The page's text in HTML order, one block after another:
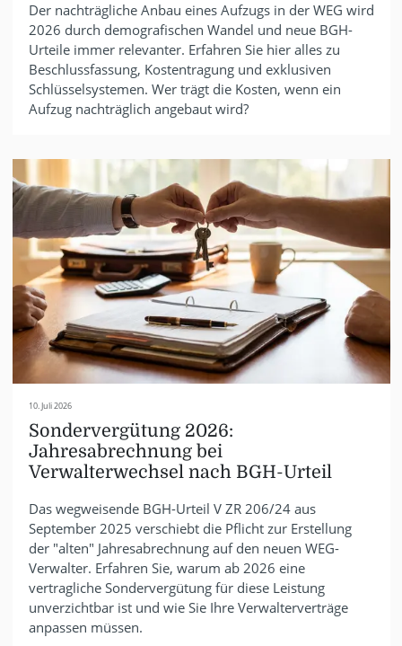
Der nachträgliche Anbau eines Aufzugs in der WEG wird
2026 durch demografischen Wandel und neue BGH-
Urteile immer relevanter. Erfahren Sie hier alles zu
Beschlussfassung, Kostentragung und exklusiven
Schlüsselsystemen. Wer trägt die Kosten, wenn ein
Aufzug nachträglich angebaut wird?
10. Juli 2026
Sondervergütung 2026:
Jahresabrechnung bei
Verwalterwechsel nach BGH-Urteil
Das wegweisende BGH-Urteil V ZR 206/24 aus
September 2025 verschiebt die Pflicht zur Erstellung
der "alten" Jahresabrechnung auf den neuen WEG-
Verwalter. Erfahren Sie, warum ab 2026 eine
vertragliche Sondervergütung für diese Leistung
unverzichtbar ist und wie Sie Ihre Verwalterverträge
anpassen müssen.